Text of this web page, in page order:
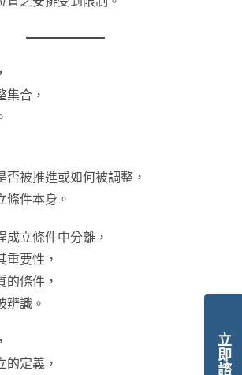
集合，
否被推進或如何被調整，
條件本身。
成立條件中分離，
重要性，
的條件，
辨識。
的定義，